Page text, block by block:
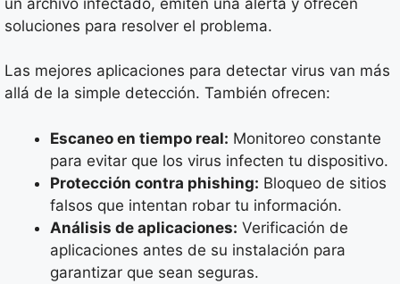
soluciones para resolver el problema.
Las mejores aplicaciones para detectar virus van más
allá de la simple detección. También ofrecen:
Escaneo en tiempo real: Monitoreo constante
para evitar que los virus infecten tu dispositivo.
Protección contra phishing: Bloqueo de sitios
falsos que intentan robar tu información.
Análisis de aplicaciones: Verificación de
aplicaciones antes de su instalación para
garantizar que sean seguras.